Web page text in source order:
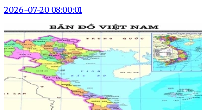
2026-07-20 08:00:01